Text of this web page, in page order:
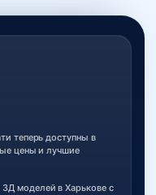
теперь доступны в
цены и лучшие
моделей в Харькове с